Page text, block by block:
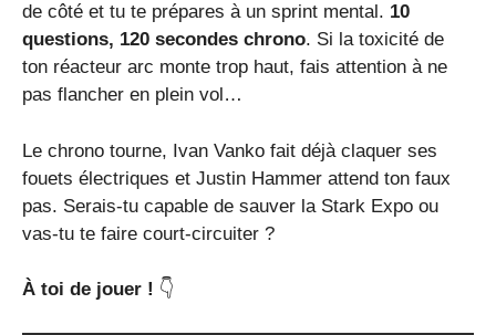
de côté et tu te prépares à un sprint mental. 10
questions, 120 secondes chrono. Si la toxicité de
ton réacteur arc monte trop haut, fais attention à ne
pas flancher en plein vol…
Le chrono tourne, Ivan Vanko fait déjà claquer ses
fouets électriques et Justin Hammer attend ton faux
pas. Serais-tu capable de sauver la Stark Expo ou
vas-tu te faire court-circuiter ?
À toi de jouer ! 👇